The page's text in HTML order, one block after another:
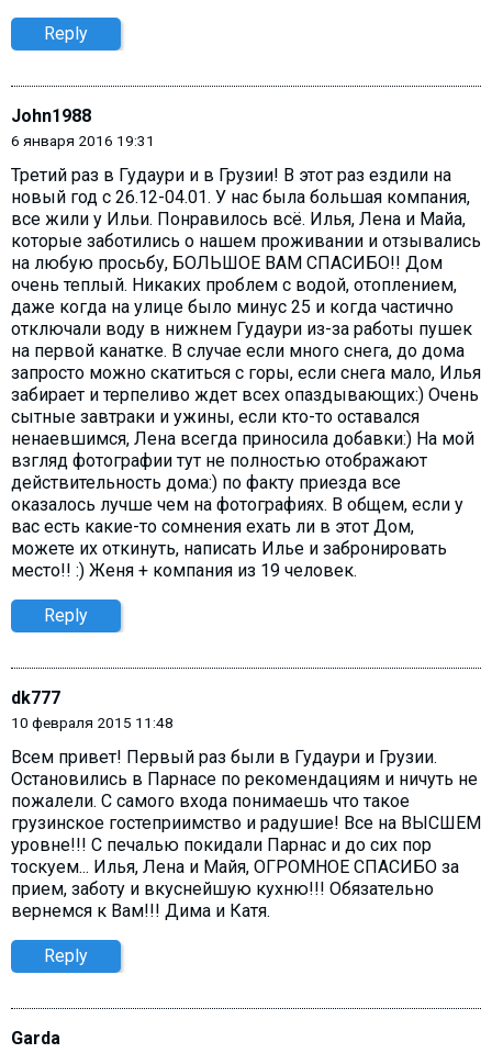
Reply
John1988
6 января 2016 19:31
Третий раз в Гудаури и в Грузии! В этот раз ездили на
новый год с 26.12-04.01. У нас была большая компания,
все жили у Ильи. Понравилось всё. Илья, Лена и Майа,
которые заботились о нашем проживании и отзывались
на любую просьбу, БОЛЬШОЕ ВАМ СПАСИБО!! Дом
очень теплый. Никаких проблем с водой, отоплением,
даже когда на улице было минус 25 и когда частично
отключали воду в нижнем Гудаури из-за работы пушек
на первой канатке. В случае если много снега, до дома
запросто можно скатиться с горы, если снега мало, Илья
забирает и терпеливо ждет всех опаздывающих:) Очень
сытные завтраки и ужины, если кто-то оставался
ненаевшимся, Лена всегда приносила добавки:) На мой
взгляд фотографии тут не полностью отображают
действительность дома:) по факту приезда все
оказалось лучше чем на фотографиях. В общем, если у
вас есть какие-то сомнения ехать ли в этот Дом,
можете их откинуть, написать Илье и забронировать
место!! :) Женя + компания из 19 человек.
Reply
dk777
10 февраля 2015 11:48
Всем привет! Первый раз были в Гудаури и Грузии.
Остановились в Парнасе по рекомендациям и ничуть не
пожалели. С самого входа понимаешь что такое
грузинское гостеприимство и радушие! Все на ВЫСШЕМ
уровне!!! С печалью покидали Парнас и до сих пор
тоскуем... Илья, Лена и Майя, ОГРОМНОЕ СПАСИБО за
прием, заботу и вкуснейшую кухню!!! Обязательно
вернемся к Вам!!! Дима и Катя.
Reply
Garda